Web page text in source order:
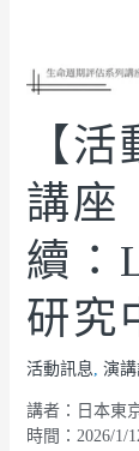
【
講座
續：
研究
活動訊息, 演
講者：日本東
時間：2026/1/